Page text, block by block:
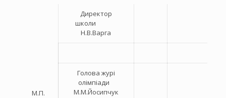
М.П.
Директор
школи
Н.В.Варга
Голова журі
олімпіади
М.М.Йосипчук